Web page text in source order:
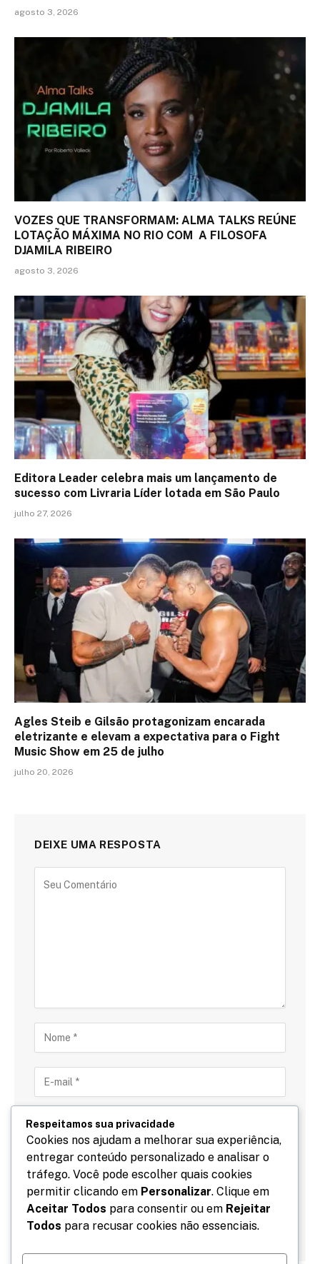
agosto 3, 2026
VOZES QUE TRANSFORMAM: ALMA TALKS REÚNE
LOTAÇÃO MÁXIMA NO RIO COM A FILOSOFA
DJAMILA RIBEIRO
agosto 3, 2026
Editora Leader celebra mais um lançamento de
sucesso com Livraria Líder lotada em São Paulo
julho 27, 2026
Agles Steib e Gilsão protagonizam encarada
eletrizante e elevam a expectativa para o Fight
Music Show em 25 de julho
julho 20, 2026
DEIXE UMA RESPOSTA
Salve meu nome, email e site neste navegador para
a próxima vez que eu comentar.
Respeitamos sua privacidade
Cookies nos ajudam a melhorar sua experiência,
entregar conteúdo personalizado e analisar o
tráfego. Você pode escolher quais cookies
permitir clicando em Personalizar. Clique em
Aceitar Todos para consentir ou em Rejeitar
Todos para recusar cookies não essenciais.